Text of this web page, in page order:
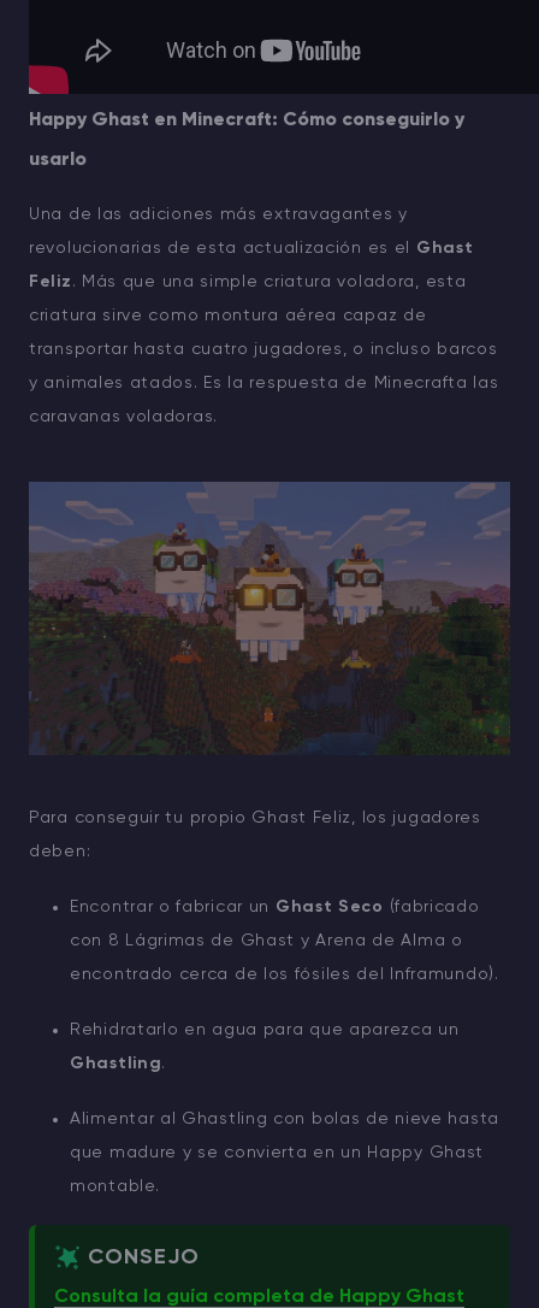
Happy Ghast en Minecraft: Cómo conseguirlo y
usarlo
Una de las adiciones más extravagantes y
revolucionarias de esta actualización es el Ghast
Feliz . Más que una simple criatura voladora, esta
criatura sirve como montura aérea capaz de
transportar hasta cuatro jugadores, o incluso barcos
y animales atados. Es la respuesta de Minecrafta las
caravanas voladoras.
Para conseguir tu propio Ghast Feliz, los jugadores
deben:
Encontrar o fabricar un Ghast Seco (fabricado
con 8 Lágrimas de Ghast y Arena de Alma o
encontrado cerca de los fósiles del Inframundo).
Rehidratarlo en agua para que aparezca un
Ghastling.
Alimentar al Ghastling con bolas de nieve hasta
que madure y se convierta en un Happy Ghast
montable.
CONSEJO
Consulta la guía completa de Happy Ghast